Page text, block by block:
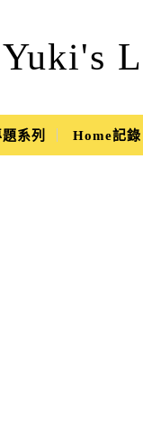
Yuki's
系列 Home記錄